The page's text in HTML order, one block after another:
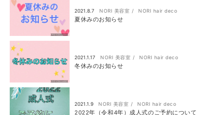
2021.8.7 NORI 美容室 NORI hair deco
夏休みのお知らせ
2021.1.17 NORI 美容室 NORI hair deco
冬休みのお知らせ
2021.1.9 NORI 美容室 NORI hair deco
2022年（令和4年）成人式のご予約について